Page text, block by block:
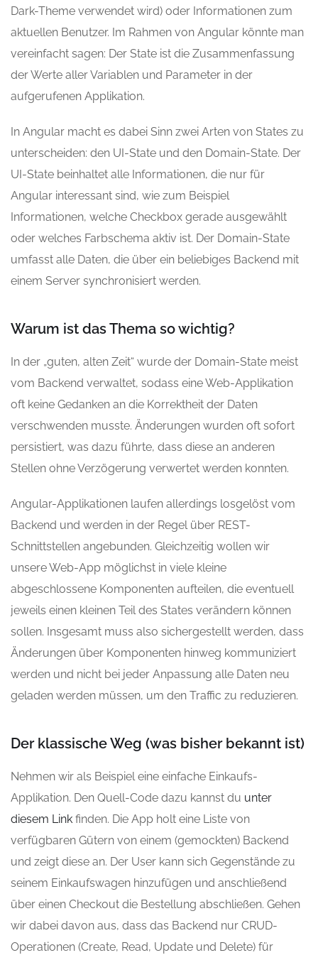
Dark-Theme verwendet wird) oder Informationen zum
aktuellen Benutzer. Im Rahmen von Angular könnte man
vereinfacht sagen: Der State ist die Zusammenfassung
der Werte aller Variablen und Parameter in der
aufgerufenen Applikation.
In Angular macht es dabei Sinn zwei Arten von States zu
unterscheiden: den UI-State und den Domain-State. Der
UI-State beinhaltet alle Informationen, die nur für
Angular interessant sind, wie zum Beispiel
Informationen, welche Checkbox gerade ausgewählt
oder welches Farbschema aktiv ist. Der Domain-State
umfasst alle Daten, die über ein beliebiges Backend mit
einem Server synchronisiert werden.
Warum ist das Thema so wichtig?
In der „guten, alten Zeit“ wurde der Domain-State meist
vom Backend verwaltet, sodass eine Web-Applikation
oft keine Gedanken an die Korrektheit der Daten
verschwenden musste. Änderungen wurden oft sofort
persistiert, was dazu führte, dass diese an anderen
Stellen ohne Verzögerung verwertet werden konnten.
Angular-Applikationen laufen allerdings losgelöst vom
Backend und werden in der Regel über REST-
Schnittstellen angebunden. Gleichzeitig wollen wir
unsere Web-App möglichst in viele kleine
abgeschlossene Komponenten aufteilen, die eventuell
jeweils einen kleinen Teil des States verändern können
sollen. Insgesamt muss also sichergestellt werden, dass
Änderungen über Komponenten hinweg kommuniziert
werden und nicht bei jeder Anpassung alle Daten neu
geladen werden müssen, um den Traffic zu reduzieren.
Der klassische Weg (was bisher bekannt ist)
Nehmen wir als Beispiel eine einfache Einkaufs-
Applikation. Den Quell-Code dazu kannst du unter
diesem Link finden. Die App holt eine Liste von
verfügbaren Gütern von einem (gemockten) Backend
und zeigt diese an. Der User kann sich Gegenstände zu
seinem Einkaufswagen hinzufügen und anschließend
über einen Checkout die Bestellung abschließen. Gehen
wir dabei davon aus, dass das Backend nur CRUD-
Operationen (Create, Read, Update und Delete) für